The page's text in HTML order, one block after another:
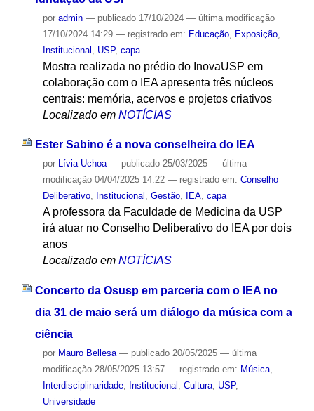
por admin — publicado17/10/2024 — última modificação
17/10/2024 14:29 — registrado em: Educação, Exposição,
Institucional
USP, capa
Mostra realizada no prédio do InovaUSP em
colaboração com o IEA apresenta três núcleos
centrais: memória, acervos e projetos criativos
Localizado em NOTÍCIAS
Ester Sabino é a nova conselheira do IEA
por Lívia Uchoa — publicado25/03/2025 — última
modificação04/04/2025 14:22 — registrado em: Conselho
Deliberativo, Institucional , Gestão, IEA, capa
A professora da Faculdade de Medicina da USP
irá atuar no Conselho Deliberativo do IEA por dois
anos
Localizado em NOTÍCIAS
Concerto da Osusp em parceria com o IEA no
dia 31 de maio será um diálogo da música com a
ciência
por Mauro Bellesa — publicado20/05/2025 — última
modificação28/05/2025 13:57 — registrado em: Música,
Interdisciplinaridade, Institucional , Cultura, USP,
Universidade